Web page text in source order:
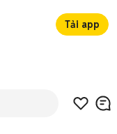
Tải app